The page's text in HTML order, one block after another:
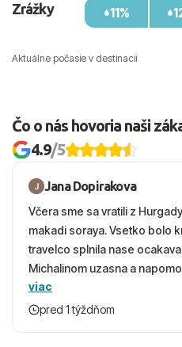
Aktuálne počasie v destinacii
Zrážky
11%
Čo o nás hovoria naši
4.9/5
Jana Dopirakova
Včera sme sa vratili z
makadi soraya. Vsetko bolo
travelco splnila nase
Michalinom uzasna a
vecernych hodinach zaco sa
krasny, cisty. Sluzby top.
viac
pred 1 týždňom